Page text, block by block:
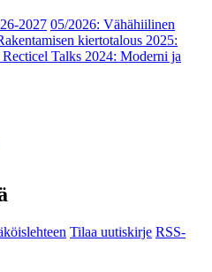
2027 05/2026: Vähähiilinen
kiertotalous 2025:
Talks 2024: Moderni ja
Tilaa uutiskirje RSS-